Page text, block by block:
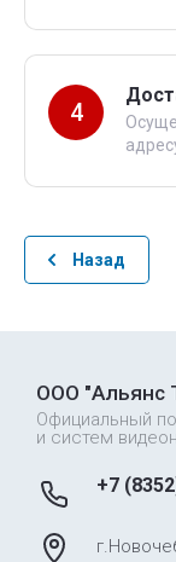
4
Назад
ООО "Альянс
Официальный
и систем
+7